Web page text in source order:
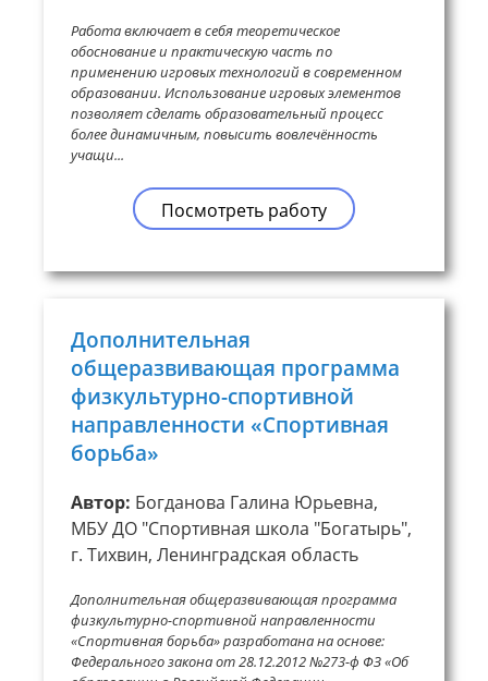
Работа включает в себя теоретическое
обоснование и практическую часть по
применению игровых технологий в современном
образовании. Использование игровых элементов
позволяет сделать образовательный процесс
более динамичным, повысить вовлечённость
учащи...
Посмотреть работу
Дополнительная
общеразвивающая программа
физкультурно-спортивной
направленности «Спортивная
борьба»
Автор: Богданова Галина Юрьевна,
МБУ ДО "Спортивная школа "Богатырь",
г. Тихвин, Ленинградская область
Дополнительная общеразвивающая программа
физкультурно-спортивной направленности
«Спортивная борьба» разработана на основе:
Федерального закона от 28.12.2012 №273-ф ФЗ «Об